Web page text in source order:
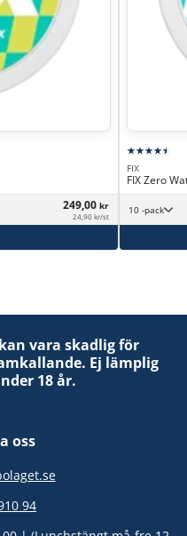
249,00 kr
24,90 kr/st
FIX
FIX Zero
10 -pack
vara skadlig för
Ej lämplig
18 år.
oss
94